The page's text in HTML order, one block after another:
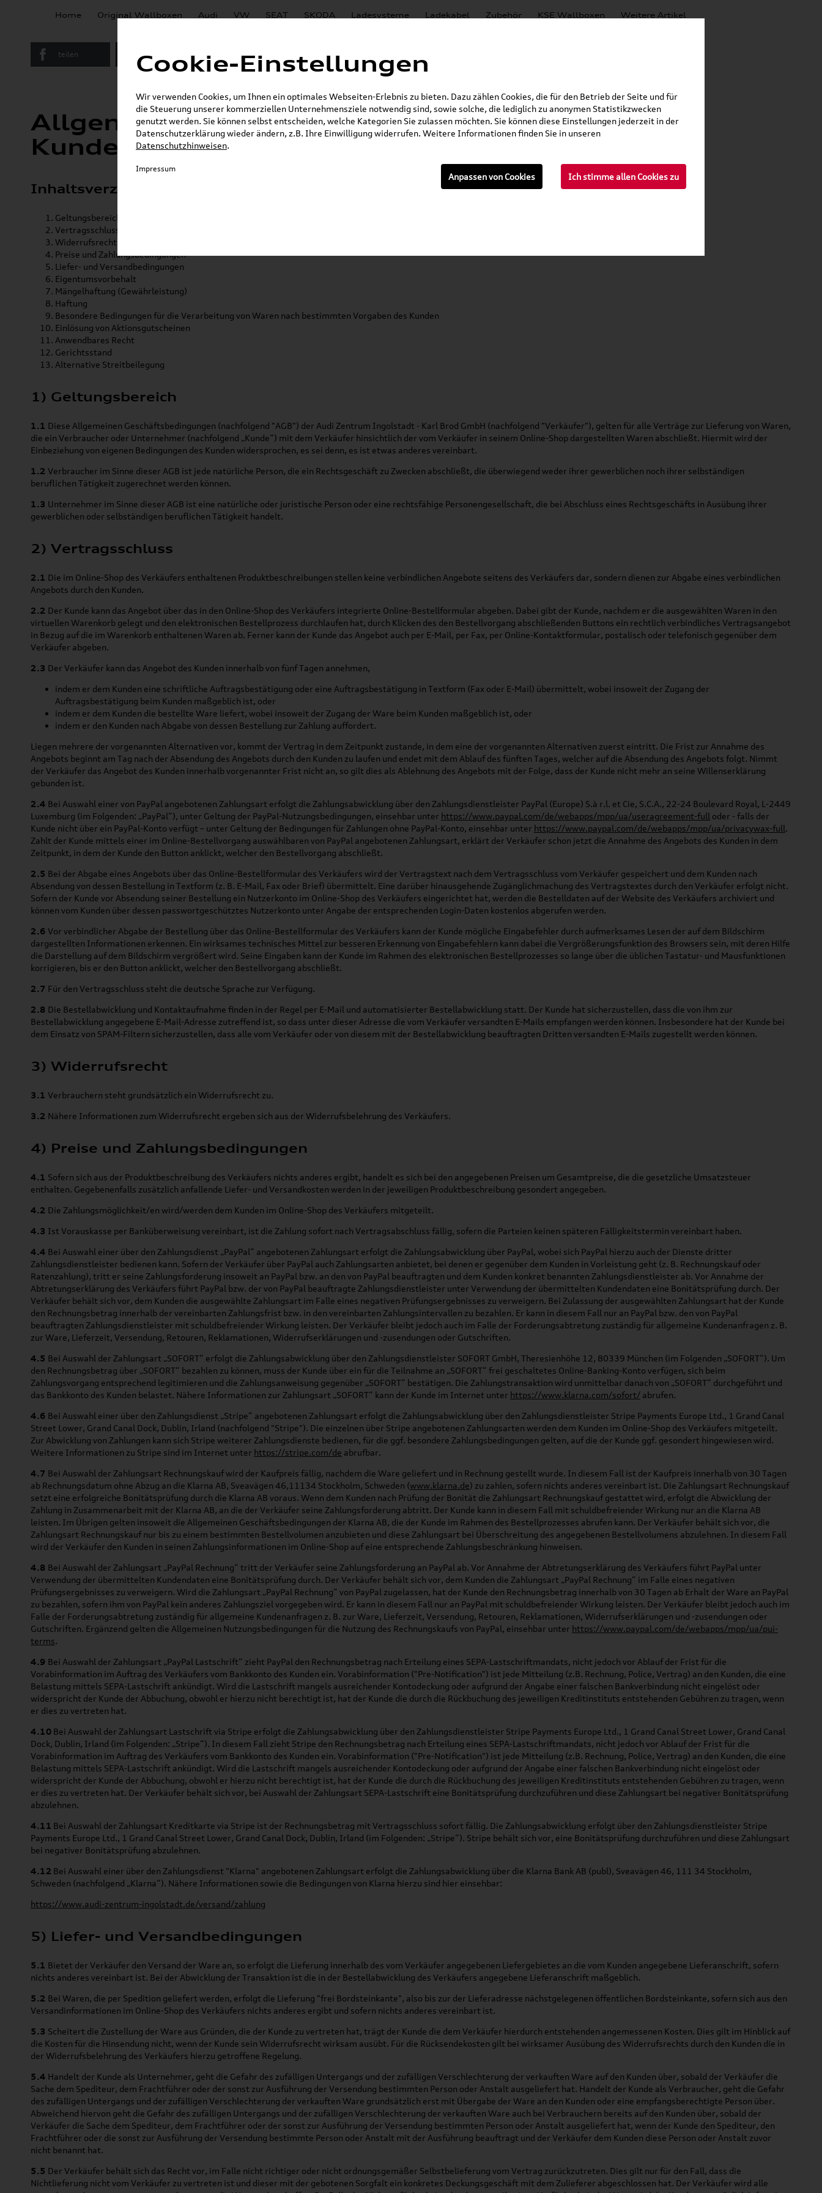
Home Original Wallboxen Audi VW SEAT SKODA Ladesysteme Ladekabel Zubehör KSE Wallboxen Weitere Artikel
teilen Twitter Instagram E-Mail
Allgemeine Geschäftsbedingungen mit
Kundeninformationen
Inhaltsverzeichnis
Geltungsbereich
Vertragsschluss
Widerrufsrecht
Preise und Zahlungsbedingungen
Liefer- und Versandbedingungen
Eigentumsvorbehalt
Mängelhaftung (Gewährleistung)
Haftung
Besondere Bedingungen für die Verarbeitung von Waren nach bestimmten Vorgaben des Kunden
Einlösung von Aktionsgutscheinen
Anwendbares Recht
Gerichtsstand
Alternative Streitbeilegung
1) Geltungsbereich
1.1 Diese Allgemeinen Geschäftsbedingungen (nachfolgend "AGB") der Audi Zentrum Ingolstadt - Karl Brod GmbH (nachfolgend "Verkäufer"), gelten für alle Verträge zur Lieferung von Waren,
die ein Verbraucher oder Unternehmer (nachfolgend „Kunde“) mit dem Verkäufer hinsichtlich der vom Verkäufer in seinem Online-Shop dargestellten Waren abschließt. Hiermit wird der
Einbeziehung von eigenen Bedingungen des Kunden widersprochen, es sei denn, es ist etwas anderes vereinbart.
1.2 Verbraucher im Sinne dieser AGB ist jede natürliche Person, die ein Rechtsgeschäft zu Zwecken abschließt, die überwiegend weder ihrer gewerblichen noch ihrer selbständigen
beruflichen Tätigkeit zugerechnet werden können.
1.3 Unternehmer im Sinne dieser AGB ist eine natürliche oder juristische Person oder eine rechtsfähige Personengesellschaft, die bei Abschluss eines Rechtsgeschäfts in Ausübung ihrer
gewerblichen oder selbständigen beruflichen Tätigkeit handelt.
2) Vertragsschluss
2.1 Die im Online-Shop des Verkäufers enthaltenen Produktbeschreibungen stellen keine verbindlichen Angebote seitens des Verkäufers dar, sondern dienen zur Abgabe eines verbindlichen
Angebots durch den Kunden.
2.2 Der Kunde kann das Angebot über das in den Online-Shop des Verkäufers integrierte Online-Bestellformular abgeben. Dabei gibt der Kunde, nachdem er die ausgewählten Waren in den
virtuellen Warenkorb gelegt und den elektronischen Bestellprozess durchlaufen hat, durch Klicken des den Bestellvorgang abschließenden Buttons ein rechtlich verbindliches Vertragsangebot
in Bezug auf die im Warenkorb enthaltenen Waren ab. Ferner kann der Kunde das Angebot auch per E-Mail, per Fax, per Online-Kontaktformular, postalisch oder telefonisch gegenüber dem
Verkäufer abgeben.
2.3 Der Verkäufer kann das Angebot des Kunden innerhalb von fünf Tagen annehmen,
indem er dem Kunden eine schriftliche Auftragsbestätigung oder eine Auftragsbestätigung in Textform (Fax oder E-Mail) übermittelt, wobei insoweit der Zugang der
Auftragsbestätigung beim Kunden maßgeblich ist, oder
indem er dem Kunden die bestellte Ware liefert, wobei insoweit der Zugang der Ware beim Kunden maßgeblich ist, oder
indem er den Kunden nach Abgabe von dessen Bestellung zur Zahlung auffordert.
Liegen mehrere der vorgenannten Alternativen vor, kommt der Vertrag in dem Zeitpunkt zustande, in dem eine der vorgenannten Alternativen zuerst eintritt. Die Frist zur Annahme des
Angebots beginnt am Tag nach der Absendung des Angebots durch den Kunden zu laufen und endet mit dem Ablauf des fünften Tages, welcher auf die Absendung des Angebots folgt. Nimmt
der Verkäufer das Angebot des Kunden innerhalb vorgenannter Frist nicht an, so gilt dies als Ablehnung des Angebots mit der Folge, dass der Kunde nicht mehr an seine Willenserklärung
gebunden ist.
2.4 Bei Auswahl einer von PayPal angebotenen Zahlungsart erfolgt die Zahlungsabwicklung über den Zahlungsdienstleister PayPal (Europe) S.à r.l. et Cie, S.C.A., 22-24 Boulevard Royal, L-2449
Luxemburg (im Folgenden: „PayPal“), unter Geltung der PayPal-Nutzungsbedingungen, einsehbar unter https://www.paypal.com/de/webapps/mpp/ua/useragreement-full oder - falls der
Kunde nicht über ein PayPal-Konto verfügt – unter Geltung der Bedingungen für Zahlungen ohne PayPal-Konto, einsehbar unter https://www.paypal.com/de/webapps/mpp/ua/privacywax-full.
Zahlt der Kunde mittels einer im Online-Bestellvorgang auswählbaren von PayPal angebotenen Zahlungsart, erklärt der Verkäufer schon jetzt die Annahme des Angebots des Kunden in dem
Zeitpunkt, in dem der Kunde den Button anklickt, welcher den Bestellvorgang abschließt.
2.5 Bei der Abgabe eines Angebots über das Online-Bestellformular des Verkäufers wird der Vertragstext nach dem Vertragsschluss vom Verkäufer gespeichert und dem Kunden nach
Absendung von dessen Bestellung in Textform (z. B. E-Mail, Fax oder Brief) übermittelt. Eine darüber hinausgehende Zugänglichmachung des Vertragstextes durch den Verkäufer erfolgt nicht.
Sofern der Kunde vor Absendung seiner Bestellung ein Nutzerkonto im Online-Shop des Verkäufers eingerichtet hat, werden die Bestelldaten auf der Website des Verkäufers archiviert und
können vom Kunden über dessen passwortgeschütztes Nutzerkonto unter Angabe der entsprechenden Login-Daten kostenlos abgerufen werden.
2.6 Vor verbindlicher Abgabe der Bestellung über das Online-Bestellformular des Verkäufers kann der Kunde mögliche Eingabefehler durch aufmerksames Lesen der auf dem Bildschirm
dargestellten Informationen erkennen. Ein wirksames technisches Mittel zur besseren Erkennung von Eingabefehlern kann dabei die Vergrößerungsfunktion des Browsers sein, mit deren Hilfe
die Darstellung auf dem Bildschirm vergrößert wird. Seine Eingaben kann der Kunde im Rahmen des elektronischen Bestellprozesses so lange über die üblichen Tastatur- und Mausfunktionen
korrigieren, bis er den Button anklickt, welcher den Bestellvorgang abschließt.
2.7 Für den Vertragsschluss steht die deutsche Sprache zur Verfügung.
2.8 Die Bestellabwicklung und Kontaktaufnahme finden in der Regel per E-Mail und automatisierter Bestellabwicklung statt. Der Kunde hat sicherzustellen, dass die von ihm zur
Bestellabwicklung angegebene E-Mail-Adresse zutreffend ist, so dass unter dieser Adresse die vom Verkäufer versandten E-Mails empfangen werden können. Insbesondere hat der Kunde bei
dem Einsatz von SPAM-Filtern sicherzustellen, dass alle vom Verkäufer oder von diesem mit der Bestellabwicklung beauftragten Dritten versandten E-Mails zugestellt werden können.
3) Widerrufsrecht
3.1 Verbrauchern steht grundsätzlich ein Widerrufsrecht zu.
3.2 Nähere Informationen zum Widerrufsrecht ergeben sich aus der Widerrufsbelehrung des Verkäufers.
4) Preise und Zahlungsbedingungen
4.1 Sofern sich aus der Produktbeschreibung des Verkäufers nichts anderes ergibt, handelt es sich bei den angegebenen Preisen um Gesamtpreise, die die gesetzliche Umsatzsteuer
enthalten. Gegebenenfalls zusätzlich anfallende Liefer- und Versandkosten werden in der jeweiligen Produktbeschreibung gesondert angegeben.
4.2 Die Zahlungsmöglichkeit/en wird/werden dem Kunden im Online-Shop des Verkäufers mitgeteilt.
4.3 Ist Vorauskasse per Banküberweisung vereinbart, ist die Zahlung sofort nach Vertragsabschluss fällig, sofern die Parteien keinen späteren Fälligkeitstermin vereinbart haben.
4.4 Bei Auswahl einer über den Zahlungsdienst „PayPal“ angebotenen Zahlungsart erfolgt die Zahlungsabwicklung über PayPal, wobei sich PayPal hierzu auch der Dienste dritter
Zahlungsdienstleister bedienen kann. Sofern der Verkäufer über PayPal auch Zahlungsarten anbietet, bei denen er gegenüber dem Kunden in Vorleistung geht (z. B. Rechnungskauf oder
Ratenzahlung), tritt er seine Zahlungsforderung insoweit an PayPal bzw. an den von PayPal beauftragten und dem Kunden konkret benannten Zahlungsdienstleister ab. Vor Annahme der
Abtretungserklärung des Verkäufers führt PayPal bzw. der von PayPal beauftragte Zahlungsdienstleister unter Verwendung der übermittelten Kundendaten eine Bonitätsprüfung durch. Der
Verkäufer behält sich vor, dem Kunden die ausgewählte Zahlungsart im Falle eines negativen Prüfungsergebnisses zu verweigern. Bei Zulassung der ausgewählten Zahlungsart hat der Kunde
den Rechnungsbetrag innerhalb der vereinbarten Zahlungsfrist bzw. in den vereinbarten Zahlungsintervallen zu bezahlen. Er kann in diesem Fall nur an PayPal bzw. den von PayPal
beauftragten Zahlungsdienstleister mit schuldbefreiender Wirkung leisten. Der Verkäufer bleibt jedoch auch im Falle der Forderungsabtretung zuständig für allgemeine Kundenanfragen z. B.
zur Ware, Lieferzeit, Versendung, Retouren, Reklamationen, Widerrufserklärungen und -zusendungen oder Gutschriften.
4.5 Bei Auswahl der Zahlungsart „SOFORT“ erfolgt die Zahlungsabwicklung über den Zahlungsdienstleister SOFORT GmbH, Theresienhöhe 12, 80339 München (im Folgenden „SOFORT“). Um
den Rechnungsbetrag über „SOFORT“ bezahlen zu können, muss der Kunde über ein für die Teilnahme an „SOFORT“ frei geschaltetes Online-Banking-Konto verfügen, sich beim
Zahlungsvorgang entsprechend legitimieren und die Zahlungsanweisung gegenüber „SOFORT“ bestätigen. Die Zahlungstransaktion wird unmittelbar danach von „SOFORT“ durchgeführt und
das Bankkonto des Kunden belastet. Nähere Informationen zur Zahlungsart „SOFORT“ kann der Kunde im Internet unter https://www.klarna.com/sofort/ abrufen.
4.6 Bei Auswahl einer über den Zahlungsdienst „Stripe“ angebotenen Zahlungsart erfolgt die Zahlungsabwicklung über den Zahlungsdienstleister Stripe Payments Europe Ltd., 1 Grand Canal
Street Lower, Grand Canal Dock, Dublin, Irland (nachfolgend "Stripe"). Die einzelnen über Stripe angebotenen Zahlungsarten werden dem Kunden im Online-Shop des Verkäufers mitgeteilt.
Zur Abwicklung von Zahlungen kann sich Stripe weiterer Zahlungsdienste bedienen, für die ggf. besondere Zahlungsbedingungen gelten, auf die der Kunde ggf. gesondert hingewiesen wird.
Weitere Informationen zu Stripe sind im Internet unter https://stripe.com/de abrufbar.
4.7 Bei Auswahl der Zahlungsart Rechnungskauf wird der Kaufpreis fällig, nachdem die Ware geliefert und in Rechnung gestellt wurde. In diesem Fall ist der Kaufpreis innerhalb von 30 Tagen
ab Rechnungsdatum ohne Abzug an die Klarna AB, Sveavägen 46,11134 Stockholm, Schweden (www.klarna.de) zu zahlen, sofern nichts anderes vereinbart ist. Die Zahlungsart Rechnungskauf
setzt eine erfolgreiche Bonitätsprüfung durch die Klarna AB voraus. Wenn dem Kunden nach Prüfung der Bonität die Zahlungsart Rechnungskauf gestattet wird, erfolgt die Abwicklung der
Zahlung in Zusammenarbeit mit der Klarna AB, an die der Verkäufer seine Zahlungsforderung abtritt. Der Kunde kann in diesem Fall mit schuldbefreiender Wirkung nur an die Klarna AB
leisten. Im Übrigen gelten insoweit die Allgemeinen Geschäftsbedingungen der Klarna AB, die der Kunde im Rahmen des Bestellprozesses abrufen kann. Der Verkäufer behält sich vor, die
Zahlungsart Rechnungskauf nur bis zu einem bestimmten Bestellvolumen anzubieten und diese Zahlungsart bei Überschreitung des angegebenen Bestellvolumens abzulehnen. In diesem Fall
wird der Verkäufer den Kunden in seinen Zahlungsinformationen im Online-Shop auf eine entsprechende Zahlungsbeschränkung hinweisen.
4.8 Bei Auswahl der Zahlungsart „PayPal Rechnung“ tritt der Verkäufer seine Zahlungsforderung an PayPal ab. Vor Annahme der Abtretungserklärung des Verkäufers führt PayPal unter
Verwendung der übermittelten Kundendaten eine Bonitätsprüfung durch. Der Verkäufer behält sich vor, dem Kunden die Zahlungsart „PayPal Rechnung“ im Falle eines negativen
Prüfungsergebnisses zu verweigern. Wird die Zahlungsart „PayPal Rechnung“ von PayPal zugelassen, hat der Kunde den Rechnungsbetrag innerhalb von 30 Tagen ab Erhalt der Ware an PayPal
zu bezahlen, sofern ihm von PayPal kein anderes Zahlungsziel vorgegeben wird. Er kann in diesem Fall nur an PayPal mit schuldbefreiender Wirkung leisten. Der Verkäufer bleibt jedoch auch im
Falle der Forderungsabtretung zuständig für allgemeine Kundenanfragen z. B. zur Ware, Lieferzeit, Versendung, Retouren, Reklamationen, Widerrufserklärungen und -zusendungen oder
Gutschriften. Ergänzend gelten die Allgemeinen Nutzungsbedingungen für die Nutzung des Rechnungskaufs von PayPal, einsehbar unter https://www.paypal.com/de/webapps/mpp/ua/pui-
terms.
4.9 Bei Auswahl der Zahlungsart „PayPal Lastschrift“ zieht PayPal den Rechnungsbetrag nach Erteilung eines SEPA-Lastschriftmandats, nicht jedoch vor Ablauf der Frist für die
Vorabinformation im Auftrag des Verkäufers vom Bankkonto des Kunden ein. Vorabinformation ("Pre-Notification") ist jede Mitteilung (z.B. Rechnung, Police, Vertrag) an den Kunden, die eine
Belastung mittels SEPA-Lastschrift ankündigt. Wird die Lastschrift mangels ausreichender Kontodeckung oder aufgrund der Angabe einer falschen Bankverbindung nicht eingelöst oder
widerspricht der Kunde der Abbuchung, obwohl er hierzu nicht berechtigt ist, hat der Kunde die durch die Rückbuchung des jeweiligen Kreditinstituts entstehenden Gebühren zu tragen, wenn
er dies zu vertreten hat.
4.10 Bei Auswahl der Zahlungsart Lastschrift via Stripe erfolgt die Zahlungsabwicklung über den Zahlungsdienstleister Stripe Payments Europe Ltd., 1 Grand Canal Street Lower, Grand Canal
Dock, Dublin, Irland (im Folgenden: „Stripe“). In diesem Fall zieht Stripe den Rechnungsbetrag nach Erteilung eines SEPA-Lastschriftmandats, nicht jedoch vor Ablauf der Frist für die
Vorabinformation im Auftrag des Verkäufers vom Bankkonto des Kunden ein. Vorabinformation ("Pre-Notification") ist jede Mitteilung (z.B. Rechnung, Police, Vertrag) an den Kunden, die eine
Belastung mittels SEPA-Lastschrift ankündigt. Wird die Lastschrift mangels ausreichender Kontodeckung oder aufgrund der Angabe einer falschen Bankverbindung nicht eingelöst oder
widerspricht der Kunde der Abbuchung, obwohl er hierzu nicht berechtigt ist, hat der Kunde die durch die Rückbuchung des jeweiligen Kreditinstituts entstehenden Gebühren zu tragen, wenn
er dies zu vertreten hat. Der Verkäufer behält sich vor, bei Auswahl der Zahlungsart SEPA-Lastschrift eine Bonitätsprüfung durchzuführen und diese Zahlungsart bei negativer Bonitätsprüfung
abzulehnen.
4.11 Bei Auswahl der Zahlungsart Kreditkarte via Stripe ist der Rechnungsbetrag mit Vertragsschluss sofort fällig. Die Zahlungsabwicklung erfolgt über den Zahlungsdienstleister Stripe
Payments Europe Ltd., 1 Grand Canal Street Lower, Grand Canal Dock, Dublin, Irland (im Folgenden: „Stripe“). Stripe behält sich vor, eine Bonitätsprüfung durchzuführen und diese Zahlungsart
bei negativer Bonitätsprüfung abzulehnen.
4.12 Bei Auswahl einer über den Zahlungsdienst "Klarna" angebotenen Zahlungsart erfolgt die Zahlungsabwicklung über die Klarna Bank AB (publ), Sveavägen 46, 111 34 Stockholm,
Schweden (nachfolgend „Klarna“). Nähere Informationen sowie die Bedingungen von Klarna hierzu sind hier einsehbar:
https://www.audi-zentrum-ingolstadt.de/versand/zahlung
5) Liefer- und Versandbedingungen
5.1 Bietet der Verkäufer den Versand der Ware an, so erfolgt die Lieferung innerhalb des vom Verkäufer angegebenen Liefergebietes an die vom Kunden angegebene Lieferanschrift, sofern
nichts anderes vereinbart ist. Bei der Abwicklung der Transaktion ist die in der Bestellabwicklung des Verkäufers angegebene Lieferanschrift maßgeblich.
5.2 Bei Waren, die per Spedition geliefert werden, erfolgt die Lieferung "frei Bordsteinkante", also bis zur der Lieferadresse nächstgelegenen öffentlichen Bordsteinkante, sofern sich aus den
Versandinformationen im Online-Shop des Verkäufers nichts anderes ergibt und sofern nichts anderes vereinbart ist.
5.3 Scheitert die Zustellung der Ware aus Gründen, die der Kunde zu vertreten hat, trägt der Kunde die dem Verkäufer hierdurch entstehenden angemessenen Kosten. Dies gilt im Hinblick auf
die Kosten für die Hinsendung nicht, wenn der Kunde sein Widerrufsrecht wirksam ausübt. Für die Rücksendekosten gilt bei wirksamer Ausübung des Widerrufsrechts durch den Kunden die in
der Widerrufsbelehrung des Verkäufers hierzu getroffene Regelung.
5.4 Handelt der Kunde als Unternehmer, geht die Gefahr des zufälligen Untergangs und der zufälligen Verschlechterung der verkauften Ware auf den Kunden über, sobald der Verkäufer die
Sache dem Spediteur, dem Frachtführer oder der sonst zur Ausführung der Versendung bestimmten Person oder Anstalt ausgeliefert hat. Handelt der Kunde als Verbraucher, geht die Gefahr
des zufälligen Untergangs und der zufälligen Verschlechterung der verkauften Ware grundsätzlich erst mit Übergabe der Ware an den Kunden oder eine empfangsberechtigte Person über.
Abweichend hiervon geht die Gefahr des zufälligen Untergangs und der zufälligen Verschlechterung der verkauften Ware auch bei Verbrauchern bereits auf den Kunden über, sobald der
Verkäufer die Sache dem Spediteur, dem Frachtführer oder der sonst zur Ausführung der Versendung bestimmten Person oder Anstalt ausgeliefert hat, wenn der Kunde den Spediteur, den
Frachtführer oder die sonst zur Ausführung der Versendung bestimmte Person oder Anstalt mit der Ausführung beauftragt und der Verkäufer dem Kunden diese Person oder Anstalt zuvor
nicht benannt hat.
5.5 Der Verkäufer behält sich das Recht vor, im Falle nicht richtiger oder nicht ordnungsgemäßer Selbstbelieferung vom Vertrag zurückzutreten. Dies gilt nur für den Fall, dass die
Nichtlieferung nicht vom Verkäufer zu vertreten ist und dieser mit der gebotenen Sorgfalt ein konkretes Deckungsgeschäft mit dem Zulieferer abgeschlossen hat. Der Verkäufer wird alle
Cookie-Einstellungen
Wir verwenden Cookies, um Ihnen ein optimales Webseiten-Erlebnis zu bieten. Dazu zählen Cookies, die für den Betrieb der Seite und für
die Steuerung unserer kommerziellen Unternehmensziele notwendig sind, sowie solche, die lediglich zu anonymen Statistikzwecken
genutzt werden. Sie können selbst entscheiden, welche Kategorien Sie zulassen möchten. Sie können diese Einstellungen jederzeit in der
Datenschutzerklärung wieder ändern, z.B. Ihre Einwilligung widerrufen. Weitere Informationen finden Sie in unseren
Datenschutzhinweisen.
Ich stimme allen Cookies zu
Anpassen von Cookies
Impressum